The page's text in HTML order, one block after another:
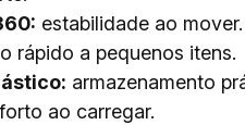
estabilidade ao mover.
rápido a pequenos itens.
armazenamento
ao carregar.